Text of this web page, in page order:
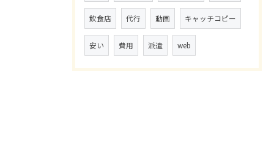
飲食店 代行 動画 キャッチコピー
安い 費用 派遣 web